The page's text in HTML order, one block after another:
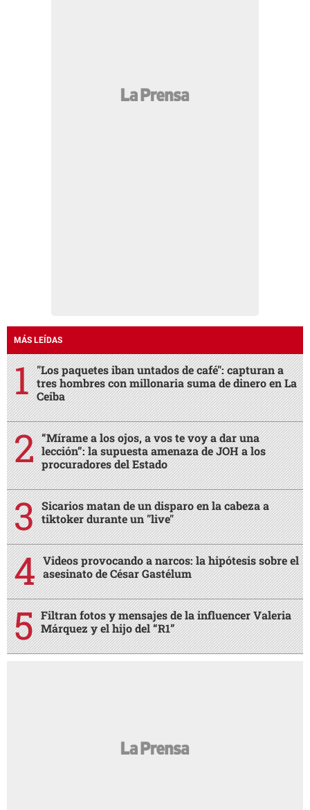
MÁS LEÍDAS
"Los paquetes iban untados de café": capturan a
tres hombres con millonaria suma de dinero en La
Ceiba
“Mírame a los ojos, a vos te voy a dar una
lección”: la supuesta amenaza de JOH a los
procuradores del Estado
Sicarios matan de un disparo en la cabeza a
tiktoker durante un "live"
Videos provocando a narcos: la hipótesis sobre el
asesinato de César Gastélum
Filtran fotos y mensajes de la influencer Valeria
Márquez y el hijo del “R1”